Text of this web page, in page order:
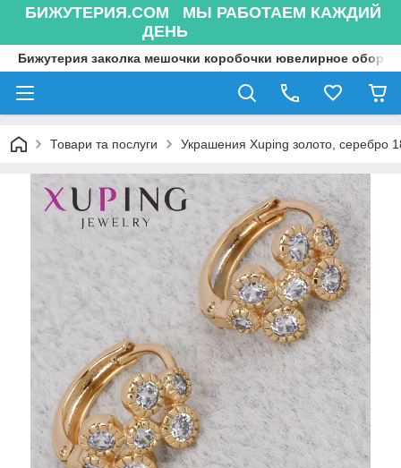
БИЖУТЕРИЯ.COM МЫ РАБОТАЕМ КАЖДИЙ
ДЕНЬ
Бижутерия заколка мешочки коробочки ювелирное
Товари та послуги Украшения Xuping золото, серебро